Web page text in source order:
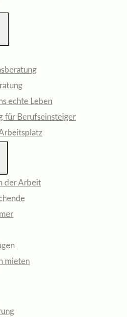
echte Leben
für Berufseinsteiger
der Arbeit
mieten